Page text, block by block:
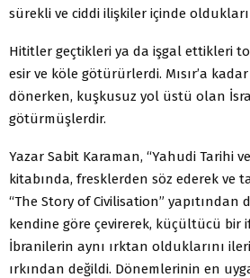
sürekli ve ciddi ilişkiler içinde
Hititler geçtikleri ya da işgal ettikleri
esir ve köle götürürlerdi. Mısır’a
dönerken, kuşkusuz yol üstü olan
götürmüşlerdir.
Yazar Sabit Karaman, “Yahudi Tarihi
kitabında, fresklerden söz ederek ve
“The Story of Civilisation” yapıtından
kendine göre çevirerek, küçültücü bir
İbranilerin aynı ırktan olduklarını
ırkından değildi. Dönemlerinin en